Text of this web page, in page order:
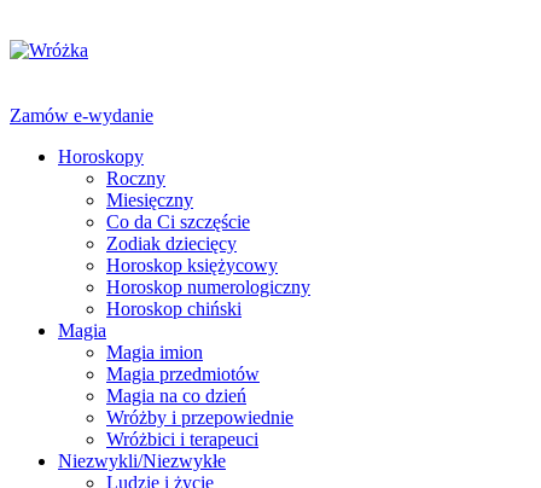
Zamów e-wydanie
Horoskopy
Roczny
Miesięczny
Co da Ci szczęście
Zodiak dziecięcy
Horoskop księżycowy
Horoskop numerologiczny
Horoskop chiński
Magia
Magia imion
Magia przedmiotów
Magia na co dzień
Wróżby i przepowiednie
Wróżbici i terapeuci
Niezwykli/Niezwykłe
Ludzie i życie